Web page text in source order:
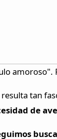
amoroso".
tan
de